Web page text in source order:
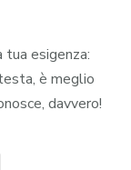
tua esigenza:
è meglio
davvero!